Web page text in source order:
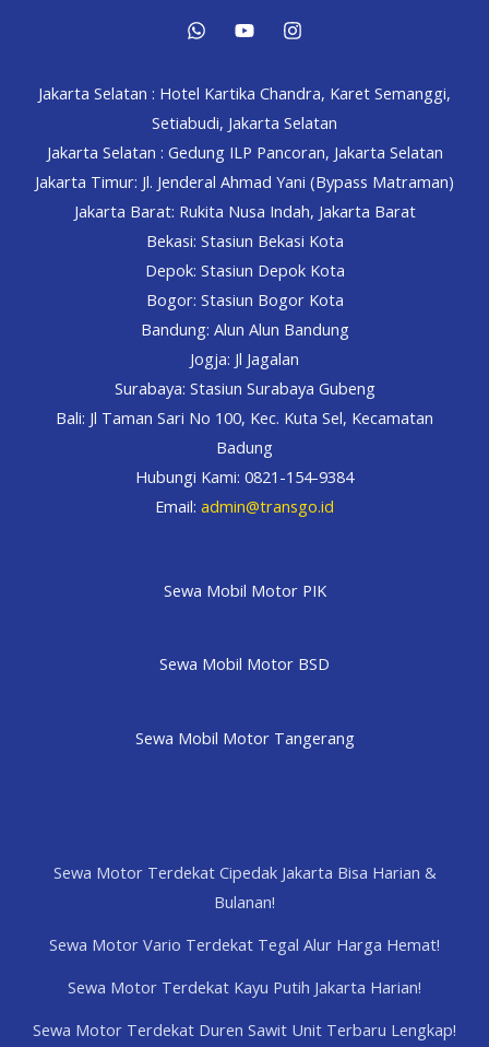
Jakarta Selatan : Hotel Kartika Chandra, Karet Semanggi,
Setiabudi, Jakarta Selatan
Jakarta Selatan : Gedung ILP Pancoran, Jakarta Selatan
Jakarta Timur: Jl. Jenderal Ahmad Yani (Bypass Matraman)
Jakarta Barat: Rukita Nusa Indah, Jakarta Barat
Bekasi: Stasiun Bekasi Kota
Depok: Stasiun Depok Kota
Bogor: Stasiun Bogor Kota
Bandung: Alun Alun Bandung
Jogja: Jl Jagalan
Surabaya: Stasiun Surabaya Gubeng
Bali: Jl Taman Sari No 100, Kec. Kuta Sel, Kecamatan
Badung
Hubungi Kami: 0821-154-9384
Email: admin@transgo.id
Sewa Mobil Motor PIK
Sewa Mobil Motor BSD
Sewa Mobil Motor Tangerang
Sewa Motor Terdekat Cipedak Jakarta Bisa Harian &
Bulanan!
Sewa Motor Vario Terdekat Tegal Alur Harga Hemat!
Sewa Motor Terdekat Kayu Putih Jakarta Harian!
Sewa Motor Terdekat Duren Sawit Unit Terbaru Lengkap!